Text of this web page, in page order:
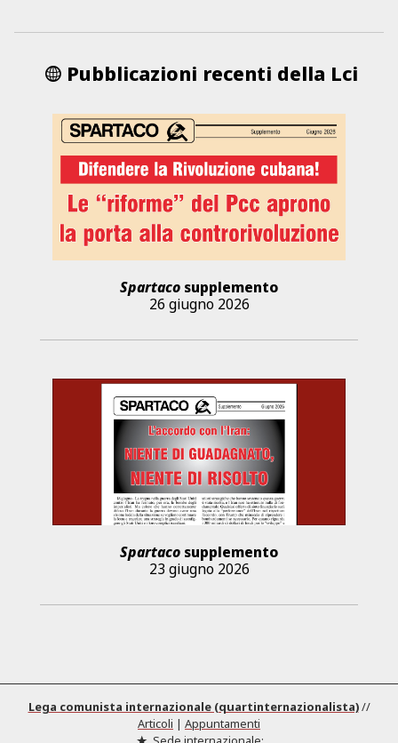
Pubblicazioni recenti della Lci
Spartaco supplemento
26 giugno 2026
Spartaco supplemento
23 giugno 2026
Lega comunista internazionale (quartinternazionalista)//
Articoli | Appuntamenti